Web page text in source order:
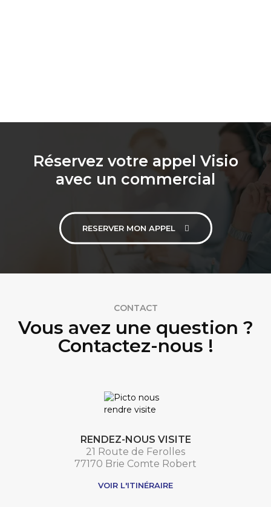
Réservez votre appel Visio
avec un commercial
RESERVER MON APPEL
CONTACT
Vous avez une question ?
Contactez-nous !
RENDEZ-NOUS VISITE
21 Route de Ferolles
77170 Brie Comte Robert
VOIR L'ITINÉRAIRE